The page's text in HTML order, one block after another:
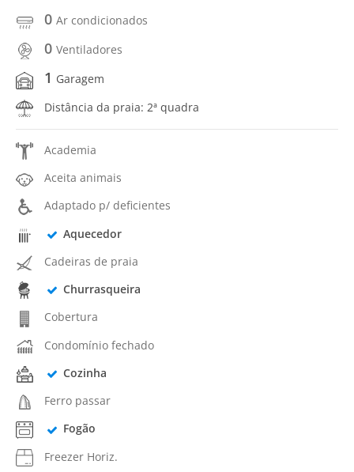
0 Ar condicionados
0 Ventiladores
1 Garagem
Distância da praia: 2ª quadra
Academia
Aceita animais
Adaptado p/ deficientes
Aquecedor
Cadeiras de praia
Churrasqueira
Cobertura
Condomínio fechado
Cozinha
Ferro passar
Fogão
Freezer Horiz.